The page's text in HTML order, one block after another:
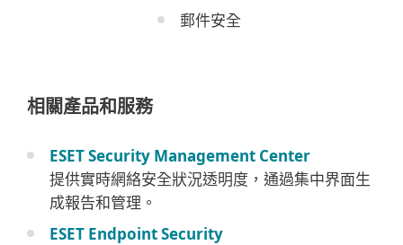
郵件安全
相關產品和服務
ESET Security Management Center
提供實時網絡安全狀況透明度，通過集中界面生
成報告和管理。
ESET Endpoint Security